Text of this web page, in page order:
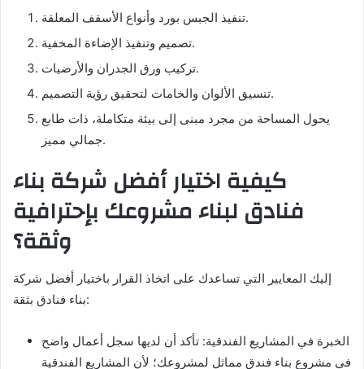
تنفيذ الجبس بورد وأنواع الأسقف المعلقة.
تصميم وتنفيذ الإضاءة المخفية.
تركيب ورق الجدران والأرضيات.
تنسيق الألوان والخامات لتحقيق رؤية التصميم.
يحول المساحة من مجرد مبنى إلى بيئة متكاملة، ذات طابع
جمالي مميز.
كيفية اختيار أفضل شركة بناء
فنادق لبناء مشروعك بإحترافية
وثقة؟
إليك المعايير التي تساعدك على اتخاذ القرار باختيار أفضل شركة
بناء فنادق بثقة:
الخبرة في المشاريع الفندقية: تأكد أن لديها سجل أعمال واضح
في مشروع بناء فندق مماثل لمشروعك؛ لأن المشاريع الفندقية